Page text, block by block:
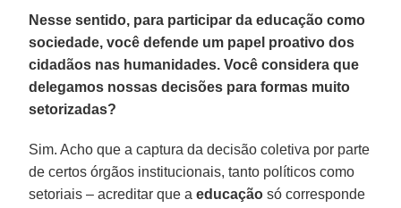
Nesse sentido, para participar da educação como
sociedade, você defende um papel proativo dos
cidadãos nas humanidades. Você considera que
delegamos nossas decisões para formas muito
setorizadas?
Sim. Acho que a captura da decisão coletiva por parte
de certos órgãos institucionais, tanto políticos como
setoriais – acreditar que aeducação só corresponde